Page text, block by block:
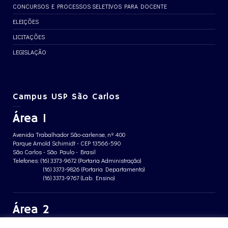
CONCURSOS E PROCESSOS SELETIVOS PARA DOCENTE
ELEIÇÕES
LICITAÇÕES
LEGISLAÇÃO
Campus USP São Carlos
Área 1
Avenida Trabalhador São-carlense, nº 400
Parque Arnold Schimidt - CEP 13566-590
São Carlos - São Paulo - Brasil
Telefones: (16) 3373-9672 (Portaria Administração)
(16) 3373-9826 (Portaria Departamento)
(16) 3373-9767 (Lab. Ensino)
Área 2